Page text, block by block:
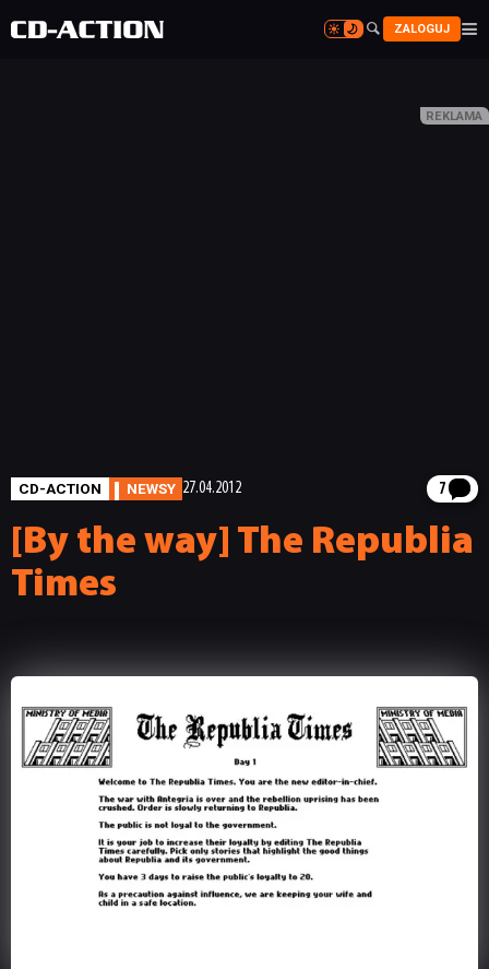

 ZALOGUJ 

CD-ACTION NEWSY 27.04.2012 7
[By the way] The Republia
Times